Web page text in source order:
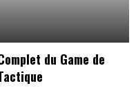
du Game de